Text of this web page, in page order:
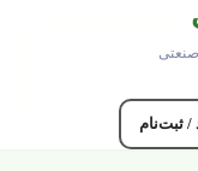
/ ثبت‌نام